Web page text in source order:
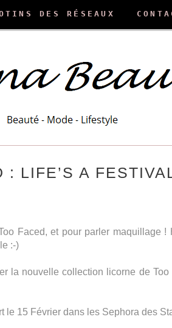
DES RÉSEAUX
: LIFE’S A
Faced, et pour parler maquillage !
:-)
la nouvelle collection licorne de Too
le 15 Février dans les Sephora des